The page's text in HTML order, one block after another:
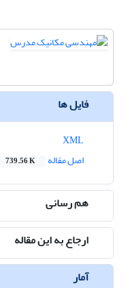
فایل ها
اصل مقاله
739.56 K
هم رسانی
ارجاع به این مقاله
آمار